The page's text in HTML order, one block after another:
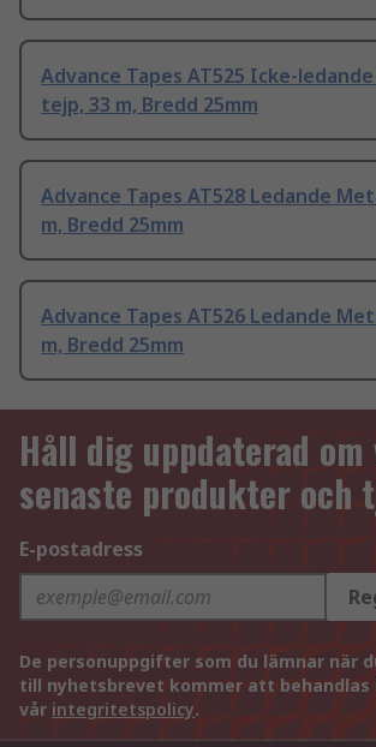
Advance Tapes AT525 Icke-
tejp, 33 m, Bredd 25mm
Advance Tapes AT528 Ledande
m, Bredd 25mm
Advance Tapes AT526 Ledande
m, Bredd 25mm
Håll dig uppdaterad om
senaste produkter och
E-postadress
De personuppgifter som du lämnar när
till nyhetsbrevet kommer att behandlas
vår integritetspolicy.